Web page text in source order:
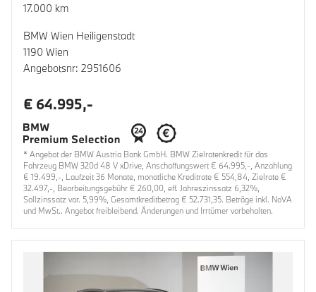
17.000 km
BMW Wien Heiligenstadt
1190 Wien
Angebotsnr: 2951606
€ 64.995,-
* Angebot der BMW Austria Bank GmbH. BMW Zielratenkredit für das
Fahrzeug BMW 320d 48 V xDrive, Anschaffungswert € 64.995,-, Anzahlung
€ 19.499,-, Laufzeit 36 Monate, monatliche Kreditrate € 554,84, Zielrate €
32.497,-, Bearbeitungsgebühr € 260,00, eff. Jahreszinssatz 6,32%,
Sollzinssatz var. 5,99%, Gesamtkreditbetrag € 52.731,35. Beträge inkl. NoVA
und MwSt.. Angebot freibleibend. Änderungen und Irrtümer vorbehalten.